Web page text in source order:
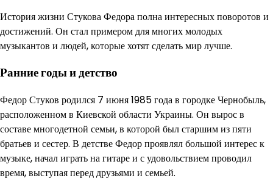
История жизни Стукова Федора полна интересных поворотов и
достижений. Он стал примером для многих молодых
музыкантов и людей, которые хотят сделать мир лучше.
Ранние годы и детство
Федор Стуков родился 7 июня 1985 года в городке Чернобыль,
расположенном в Киевской области Украины. Он вырос в
составе многодетной семьи, в которой был старшим из пяти
братьев и сестер. В детстве Федор проявлял большой интерес к
музыке, начал играть на гитаре и с удовольствием проводил
время, выступая перед друзьями и семьей.